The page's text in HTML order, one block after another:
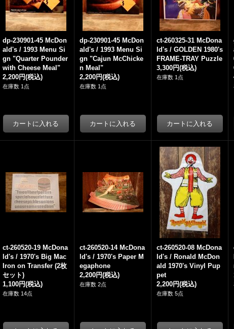
dp-230901-45 McDon
ald's / 1993 Menu Si
gn "Quarter Pounder
with Cheese Meal"
2,200円(税込)
在庫数 1点
dp-230901-45 McDon
ald's / 1993 Menu Si
gn "Cajun McChicke
n Meal"
2,200円(税込)
在庫数 1点
ct-260325-31 McDona
ld's / GOLDEN 1980's
FRAME-TRAY Puzzle
3,300円(税込)
在庫数 1点
ct-260520-19 McDona
ld's / 1970's Big Mac
Iron on Transfer (2枚
セット)
1,100円(税込)
在庫数 14点
ct-260520-14 McDona
ld's / 1970's Paper M
egaphone
2,200円(税込)
在庫数 2点
ct-260520-08 McDona
ld's / Ronald McDon
ald 1970's Vinyl Pup
pet
2,200円(税込)
在庫数 5点